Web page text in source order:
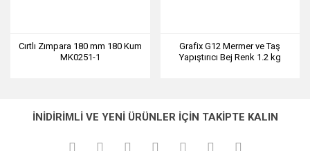
Cırtlı Zımpara 180 mm 180 Kum
MK0251-1
Grafix G12 Mermer ve Taş
Yapıştırıcı Bej Renk 1.2 kg
İNİDİRİMLİ VE YENİ ÜRÜNLER İÇİN TAKİPTE KALIN